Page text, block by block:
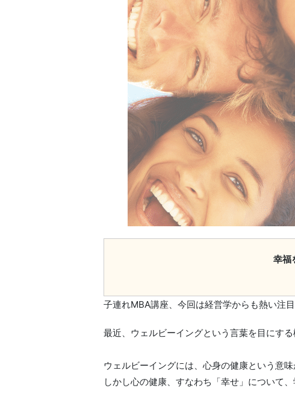
幸福
子連れMBA講座、今回は経営学からも熱い注
最近、ウェルビーイングという言葉を目にす
ウェルビーイングには、心身の健康という意
しかし心の健康、すなわち「幸せ」について